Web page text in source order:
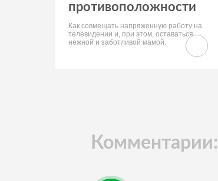
противоположности
Как совмещать напряженную работу на
телевидении и, при этом, оставаться
нежной и заботливой мамой.
Комментарии: